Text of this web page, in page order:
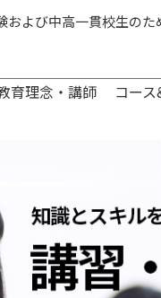
よび中高一貫校生の
育理念・講師 コー